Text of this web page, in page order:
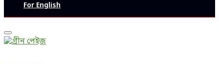
For English
Primary
Menu